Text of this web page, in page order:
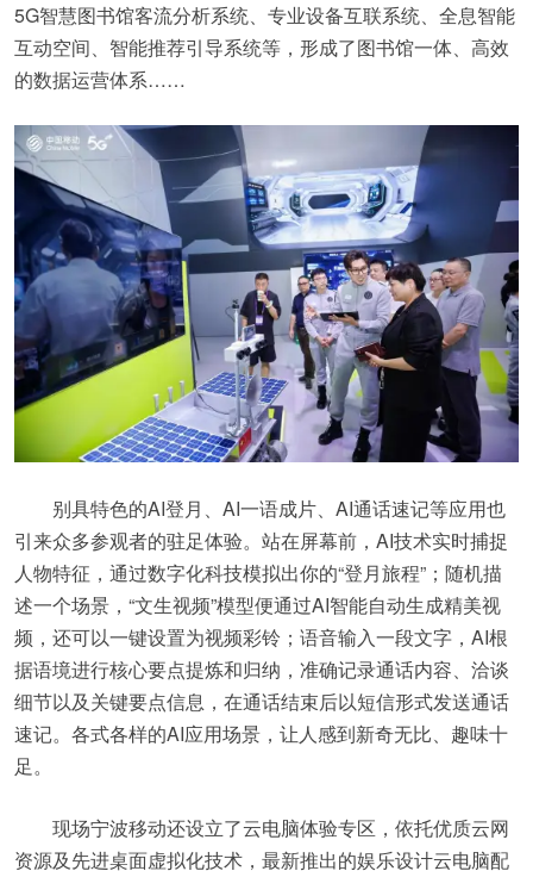
5G智慧图书馆客流分析系统、专业设备互联系统、全息智能
互动空间、智能推荐引导系统等，形成了图书馆一体、高效
的数据运营体系……
别具特色的AI登月、AI一语成片、AI通话速记等应用也
引来众多参观者的驻足体验。站在屏幕前，AI技术实时捕捉
人物特征，通过数字化科技模拟出你的“登月旅程”；随机描
述一个场景，“文生视频”模型便通过AI智能自动生成精美视
频，还可以一键设置为视频彩铃；语音输入一段文字，AI根
据语境进行核心要点提炼和归纳，准确记录通话内容、洽谈
细节以及关键要点信息，在通话结束后以短信形式发送通话
速记。各式各样的AI应用场景，让人感到新奇无比、趣味十
足。
现场宁波移动还设立了云电脑体验专区，依托优质云网
资源及先进桌面虚拟化技术，最新推出的娱乐设计云电脑配